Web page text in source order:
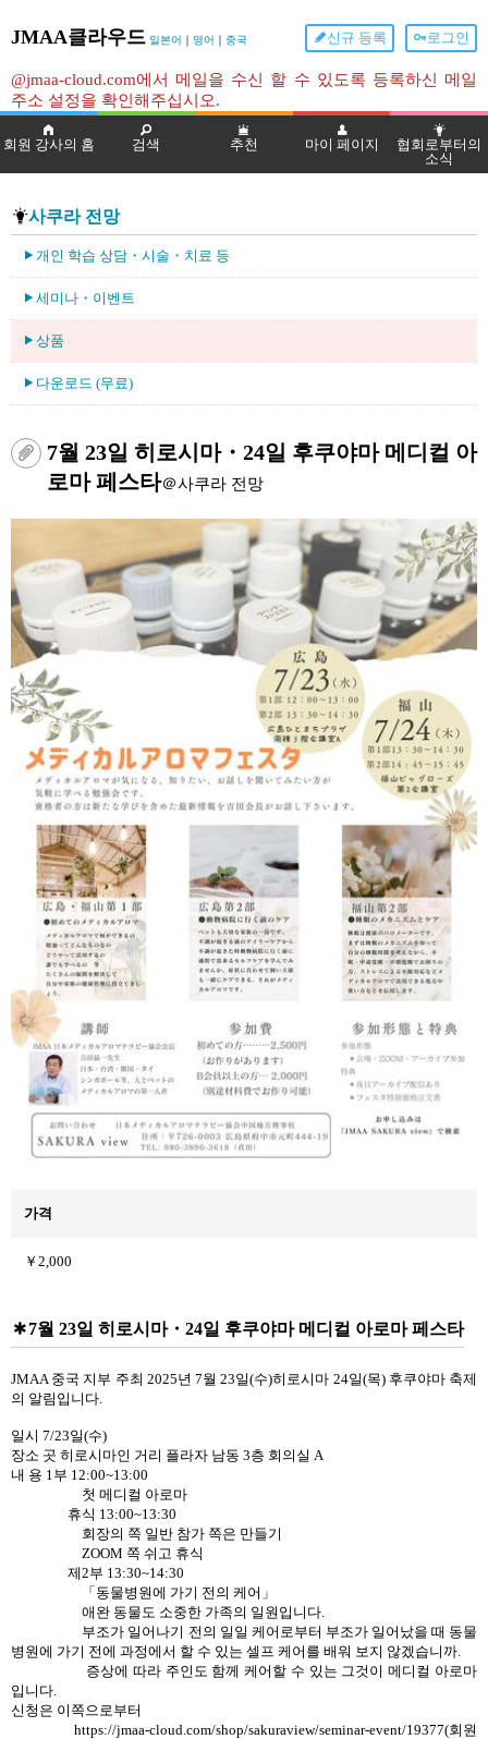
JMAA클라우드 일본어 ｜ 영어 ｜ 중국 로그인
신규 등록
@jmaa-cloud.com에서 메일을 수신 할 수 있도록 등록하신 메일
주소 설정을 확인해주십시오.
회원 강사의 홈 검색 추천 마이 페이지
협회로부터의
소식
사쿠라 전망
개인 학습 상담・시술・치료 등
세미나・이벤트
상품
다운로드 (무료)
7월 23일 히로시마・24일 후쿠야마 메디컬 아
로마 페스타＠사쿠라 전망
가격
￥2,000
7월 23일 히로시마・24일 후쿠야마 메디컬 아로마 페스타
JMAA 중국 지부 주최 2025년 7월 23일(수)히로시마 24일(목) 후쿠야마 축제
의 알림입니다.
일시 7/23일(수)
장소 곳 히로시마인 거리 플라자 남동 3층 회의실 A
내 용 1부 12:00~13:00
첫 메디컬 아로마
휴식 13:00~13:30
회장의 쪽 일반 참가 쪽은 만들기
ZOOM 쪽 쉬고 휴식
제2부 13:30~14:30
「동물병원에 가기 전의 케어」
애완 동물도 소중한 가족의 일원입니다.
부조가 일어나기 전의 일일 케어로부터 부조가 일어났을 때 동물
병원에 가기 전에 과정에서 할 수 있는 셀프 케어를 배워 보지 않겠습니까.
증상에 따라 주인도 함께 케어할 수 있는 그것이 메디컬 아로마
입니다.
신청은 이쪽으로부터
https://jmaa-cloud.com/shop/sakuraview/seminar-event/19377(회원